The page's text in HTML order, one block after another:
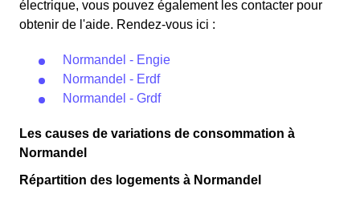
électrique, vous pouvez également les contacter pour
obtenir de l'aide. Rendez-vous ici :
Normandel - Engie
Normandel - Erdf
Normandel - Grdf
Les causes de variations de consommation à
Normandel
Répartition des logements à Normandel